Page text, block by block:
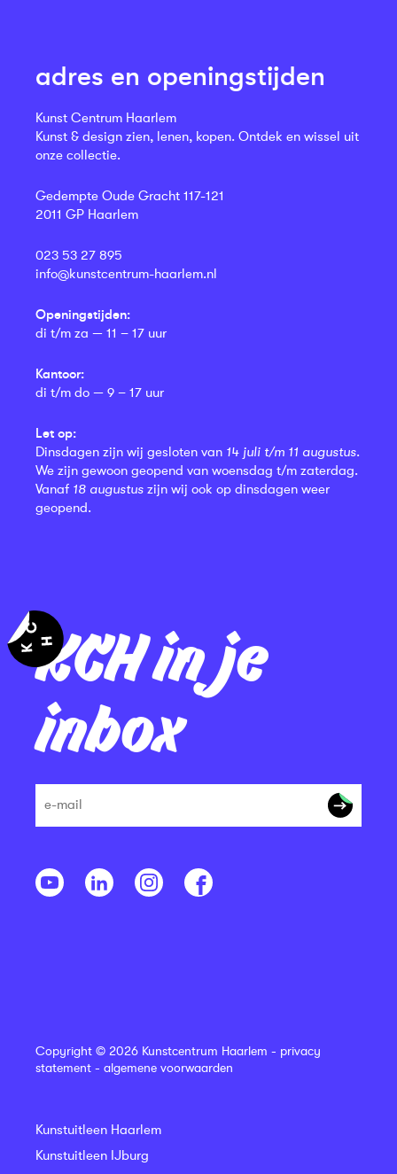
KCH in je
inbox
adres en openingstijden
Kunst Centrum Haarlem
Kunst & design zien, lenen, kopen. Ontdek en wissel uit
onze collectie.
Gedempte Oude Gracht 117-121
2011 GP Haarlem
023 53 27 895
info@kunstcentrum-haarlem.nl
Openingstijden:
di t/m za — 11 – 17 uur
Kantoor:
di t/m do — 9 – 17 uur
Let op:
Dinsdagen zijn wij gesloten van 14 juli t/m 11 augustus.
We zijn gewoon geopend van woensdag t/m zaterdag.
Vanaf 18 augustus zijn wij ook op dinsdagen weer
geopend.
Copyright © 2026 Kunstcentrum Haarlem - privacy
statement - algemene voorwaarden
Kunstuitleen Haarlem
Kunstuitleen IJburg